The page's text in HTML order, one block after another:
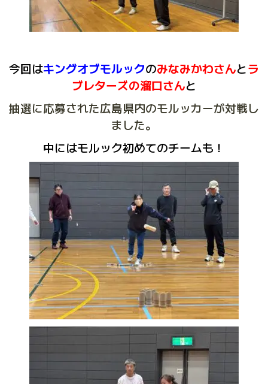
今回はキングオブモルックのみなみかわさんとラ
ブレターズの溜口さんと
抽選に応募された広島県内のモルッカーが対戦し
ました。
中にはモルック初めてのチームも！